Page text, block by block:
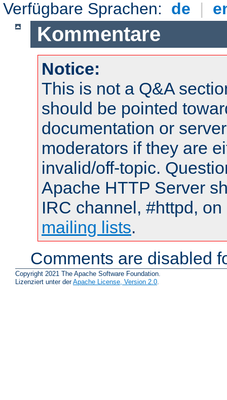
Verfügbare Sprachen: de |
Kommentare
Notice:
This is not a Q&A
should be pointed
documentation or
moderators if they are
invalid/off-topic.
Apache HTTP Server
IRC channel, #httpd,
mailing lists.
Comments are disabled
Copyright 2021 The Apache Software Foundation.
Lizenziert unter derApache License, Version 2.0.